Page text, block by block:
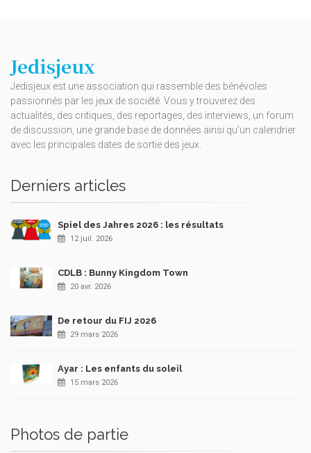
Jedisjeux
Jedisjeux est une association qui rassemble des bénévoles
passionnés par les jeux de société. Vous y trouverez des
actualités, des critiques, des reportages, des interviews, un forum
de discussion, une grande base de données ainsi qu’un calendrier
avec les principales dates de sortie des jeux.
Derniers articles
Spiel des Jahres 2026 : les résultats
12 juil. 2026
CDLB : Bunny Kingdom Town
20 avr. 2026
De retour du FIJ 2026
29 mars 2026
Ayar : Les enfants du soleil
15 mars 2026
Photos de partie